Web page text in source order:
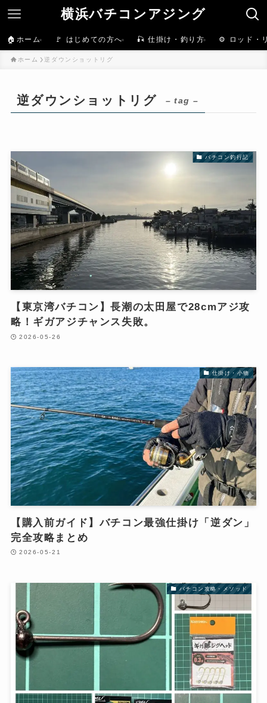
横浜バチコンアジング
🏠ホーム 🚩 はじめての方へ 🎣 仕掛け・釣り方 ⚙️ ロッド・
ホーム 逆ダウンショットリグ
逆ダウンショットリグ – tag –
バチコン釣行記
【東京湾バチコン】長潮の太田屋で28cmアジ攻
略！ギガアジチャンス失敗。
2026-05-26
仕掛け・小物
【購入前ガイド】バチコン最強仕掛け「逆ダン」
完全攻略まとめ
2026-05-21
バチコン攻略・メソッド